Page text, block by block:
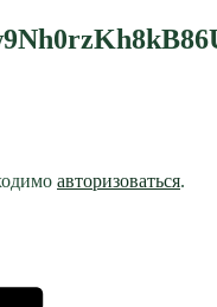
авторизоваться.